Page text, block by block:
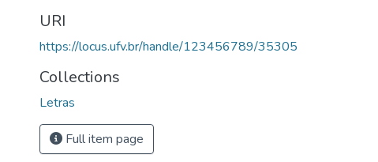
URI
https://locus.ufv.br/handle/123456789/35305
Collections
Letras
Full item page